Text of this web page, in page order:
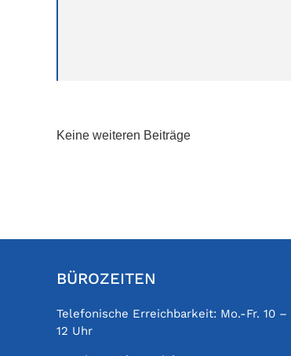
Keine weiteren Beiträge
BÜROZEITEN
Telefonische Erreichbarkeit: Mo.-Fr. 10 –
12 Uhr